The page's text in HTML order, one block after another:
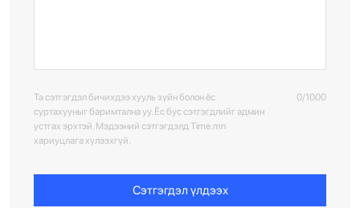
Та сэтгэгдэл бичихдээ хууль зүйн болон ёс
суртахууныг баримтална уу. Ёс бус сэтгэгдлийг админ
устгах эрхтэй. Мэдээний сэтгэгдэлд Time.mn
хариуцлага хүлээхгүй.
0/1000
Сэтгэгдэл үлдээх